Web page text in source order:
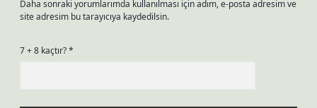
Daha sonraki yorumlarımda kullanılması için adım, e-posta adresim ve
site adresim bu tarayıcıya kaydedilsin.
7 + 8 kaçtır?*